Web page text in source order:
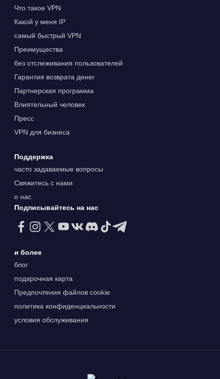
Что такое VPN
Какой у меня IP
самый быстрый VPN
Преимущества
без отслеживания пользователей
Гарантия возврата денег
Партнерская программа
Влиятельный человек
Пресс
VPN для бизнеса
Поддержка
часто задаваемые вопросы
Свяжитесь с нами
о нас
Подписывайтесь на нас
и более
блог
подарочная карта
Предпочтения файлов cookie
политика конфиденциальности
условия обслуживания